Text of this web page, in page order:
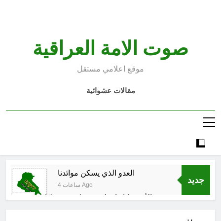
صوت الامة العراقية
موقع اعلامي مستقل
مقالات عشوائية
جديد
العدو الذي يسكن موائدنا
4 ساعات Ago
بالأمس كانوا يراهنون على سقوطنا